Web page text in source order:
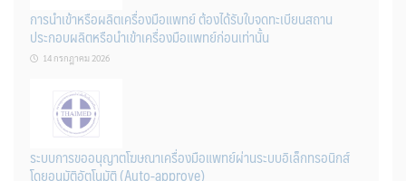
การนำเข้าหรือผลิตเครื่องมือแพทย์ ต้องได้รับใบจดทะเบียนสถาน
ประกอบผลิตหรือนำเข้าเครื่องมือแพทย์ก่อนเท่านั้น
14 กรกฎาคม 2026
ระบบการขออนุญาตโฆษณาเครื่องมือแพทย์ผ่านระบบอิเล็กทรอนิกส์
โดยอนุมัติอัตโนมัติ (Auto-approve)